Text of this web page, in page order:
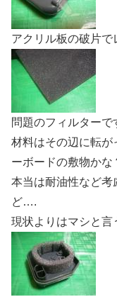
アクリル板の破片で
問題のフィルターで
材料はその辺に転
ーボードの敷物かな
本当は耐油性など考
ど….
現状よりはマシと